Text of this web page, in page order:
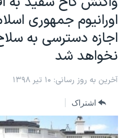
محتوای
اصلی
جهش
به
صفحه
اصلی
جهش
جستجو
موضوع ها
ایران
آمریکا
جهان
ورزشی
گزیده‌ها
ویژه برنامه‌ها
ویدیوها
برنامه های تلویزیونی
جدول برنامه ها
صفحه‌های ویژه
جام جهانی ۲۰۲۶
عملیات خشم حماسی
۲۵۰سالگی آمریکا
بایگانی برنامه‌های تلویزیونی
فرکانس‌های صدای آمریکا
پخش رادیویی
یادگیری زبان انگلیسی
اورانیوم جمهوری
اجازه دسترسی به
نخواهد شد
آخرین به روز رسانی: ۱۰ تیر ۱۳۹۸
اشتراک